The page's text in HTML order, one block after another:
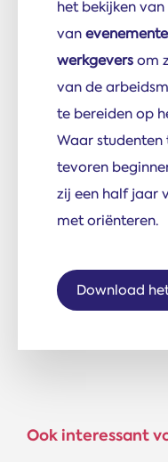
het bekijken
van
werkgeversom
van de
te bereiden op
Waar
tevoren
zij een half jaar
met oriënteren.
Download
Ook interessant